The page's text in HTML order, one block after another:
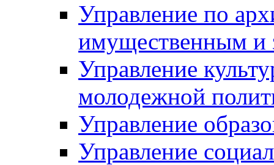
Управление по
имущественным и
Управление
молодежной
Управление
Управление